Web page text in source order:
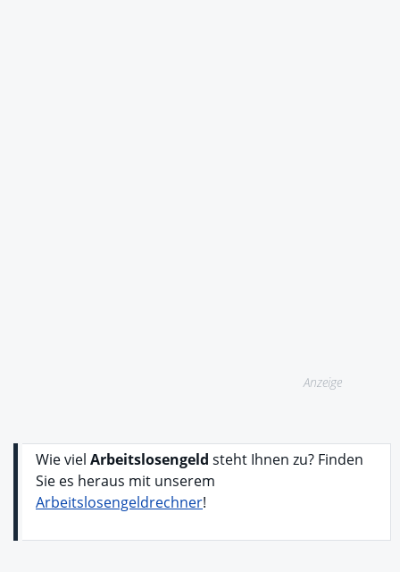
Anzeige
Wie viel Arbeitslosengeld steht Ihnen zu? Finden
Sie es heraus mit unserem
Arbeitslosengeldrechner!